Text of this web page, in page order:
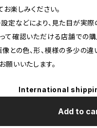
楽しみください。
定などにより、見た目が実
て確認いただける店舗での購
との色、形、模様の多少の
いいたします。
International
Add to